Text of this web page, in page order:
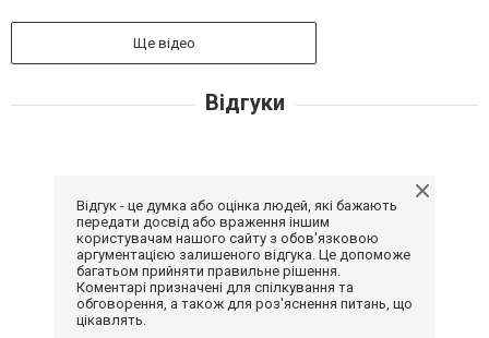
Ще відео
Відгуки
Відгук - це думка або оцінка людей, які бажають
передати досвід або враження іншим
користувачам нашого сайту з обов'язковою
аргументацією залишеного відгука. Це допоможе
багатьом прийняти правильне рішення.
Коментарі призначені для спілкування та
обговорення, а також для роз'яснення питань, що
цікавлять.